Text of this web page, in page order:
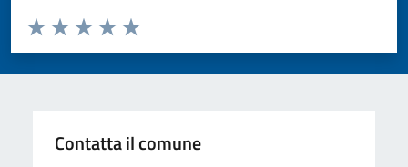
Valuta da 1 a 5 stelle la pagina
Valuta 5 stelle su 5
Valuta 4 stelle su 5
Valuta 3 stelle su 5
Valuta 2 stelle su 5
Valuta 1 stelle su 5
Contatta il comune